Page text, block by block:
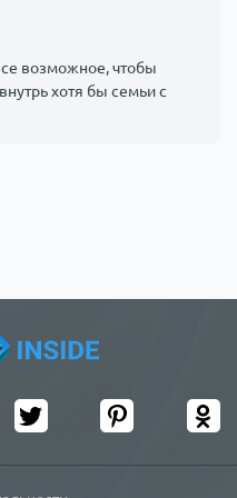
возможное, чтобы
хотя бы семьи с